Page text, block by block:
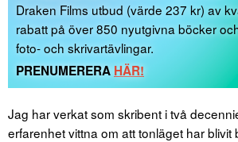
Draken Films utbud (värde 237 kr) av
rabatt på över 850 nyutgivna böcker
foto- och skrivartävlingar.
PRENUMERERA HÄR!
Jag har verkat som skribent i två
erfarenhet vittna om att tonläget har blivit